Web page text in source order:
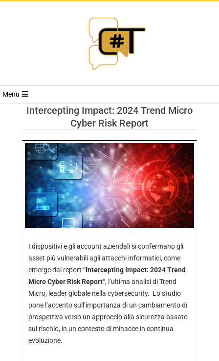
RIVISTA
TRENDS
Menu
Intercepting Impact: 2024 Trend Micro
Cyber Risk Report
I dispositivi e gli account aziendali si confermano gli
asset più vulnerabili agli attacchi informatici, come
emerge dal report “Intercepting Impact: 2024 Trend
Micro Cyber Risk Report“, l’ultima analisi di Trend
Micro, leader globale nella cybersecurity. Lo studio
pone l’accento sull’importanza di un cambiamento di
prospettiva verso un approccio alla sicurezza basato
sul rischio, in un contesto di minacce in continua
evoluzione.